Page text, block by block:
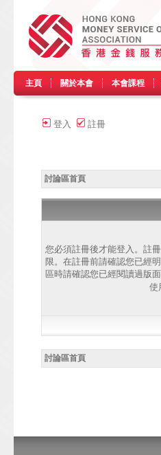
主頁 關於本會 本會課程
登入 註冊
討論區首頁
您必須註冊後才能登入。註
限。在註冊前請確認您已經
區時請確認您已經閱讀過版面
使
討論區首頁